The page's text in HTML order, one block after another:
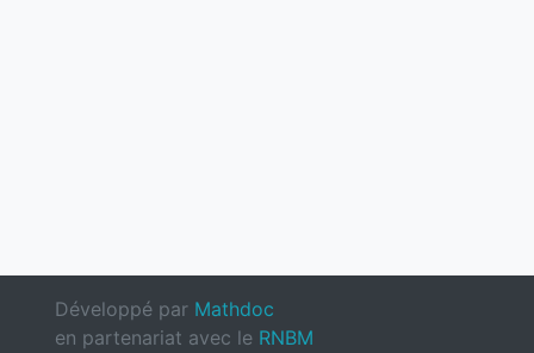
Développé par Mathdoc
en partenariat avec le RNBM